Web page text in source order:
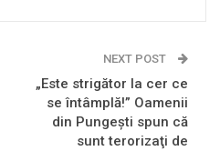
NEXT POST
„Este strigător la cer ce
se întâmplă!” Oamenii
din Pungeşti spun că
sunt terorizaţi de